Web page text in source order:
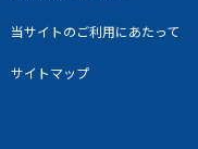
当サイトのご利用にあたって
サイトマップ